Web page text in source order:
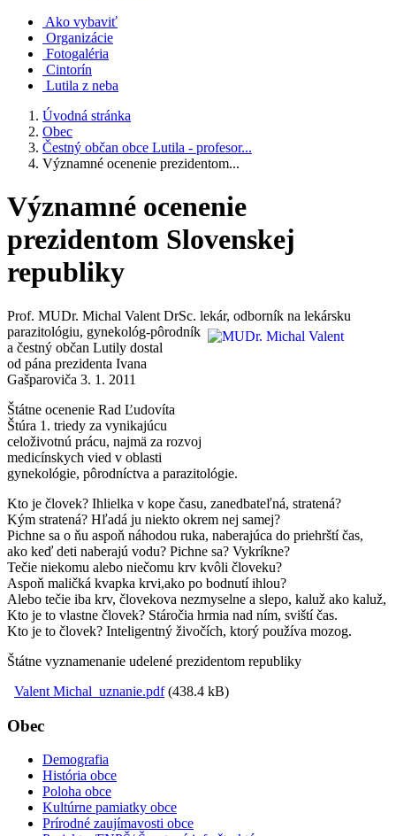
Ako vybaviť
Organizácie
Fotogaléria
Cintorín
Lutila z neba
Úvodná stránka
Obec
Čestný občan obce Lutila - profesor...
Významné ocenenie prezidentom...
Významné ocenenie
prezidentom Slovenskej
republiky
Prof. MUDr. Michal Valent DrSc. lekár, odborník na lekársku
parazitológiu, gynekológ-pôrodník
a čestný občan Lutily dostal
od pána prezidenta Ivana
Gašparoviča 3. 1. 2011
Štátne ocenenie Rad Ľudovíta
Štúra 1. triedy za vynikajúcu
celoživotnú prácu, najmä za rozvoj
medicínskych vied v oblasti
gynekológie, pôrodníctva a parazitológie.
Kto je človek? Ihlielka v kope času, zanedbateľná, stratená?
Kým stratená? Hľadá ju niekto okrem nej samej?
Pichne sa o ňu aspoň náhodou ruka, naberajúca do priehrští čas,
ako keď deti naberajú vodu? Pichne sa? Vykríkne?
Tečie niekomu alebo niečomu krv kvôli človeku?
Aspoň maličká kvapka krvi,ako po bodnutí ihlou?
Alebo tečie iba krv, človekova nezmyselne a slepo, kaluž ako kaluž,
Kto je to vlastne človek? Stáročia hrmia nad ním, sviští čas.
Kto je to človek? Inteligentný živočích, ktorý používa mozog.
Štátne vyznamenanie udelené prezidentom republiky
Valent Michal_uznanie.pdf(438.4 kB)
Obec
Demografia
História obce
Poloha obce
Kultúrne pamiatky obce
Prírodné zaujímavosti obce